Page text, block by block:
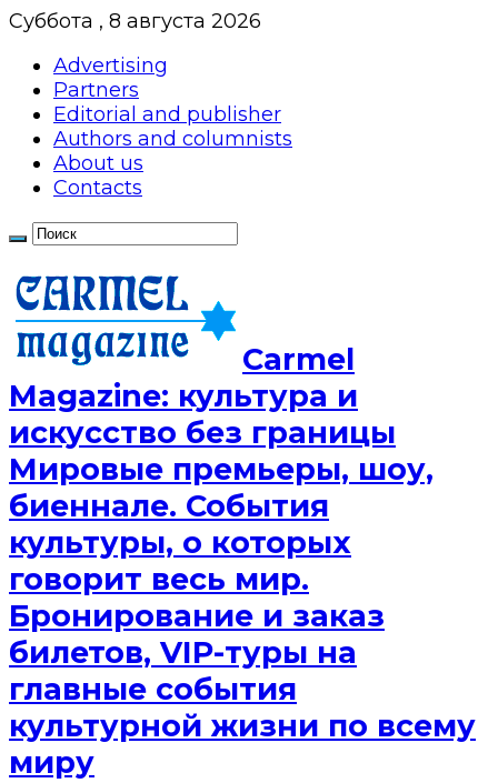
Суббота , 8 августа 2026
Advertising
Partners
Editorial and publisher
Authors and columnists
About us
Contacts
Сarmel
Magazine: культура и
искусство без границы
Мировые премьеры, шоу,
биеннале. События
культуры, о которых
говорит весь мир.
Бронирование и заказ
билетов, VIP-туры на
главные события
культурной жизни по всему
миру